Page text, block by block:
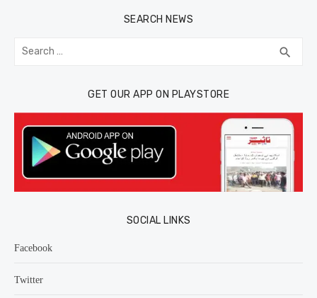
SEARCH NEWS
Search
for: search
GET OUR APP ON PLAYSTORE
SOCIAL LINKS
Facebook
Twitter